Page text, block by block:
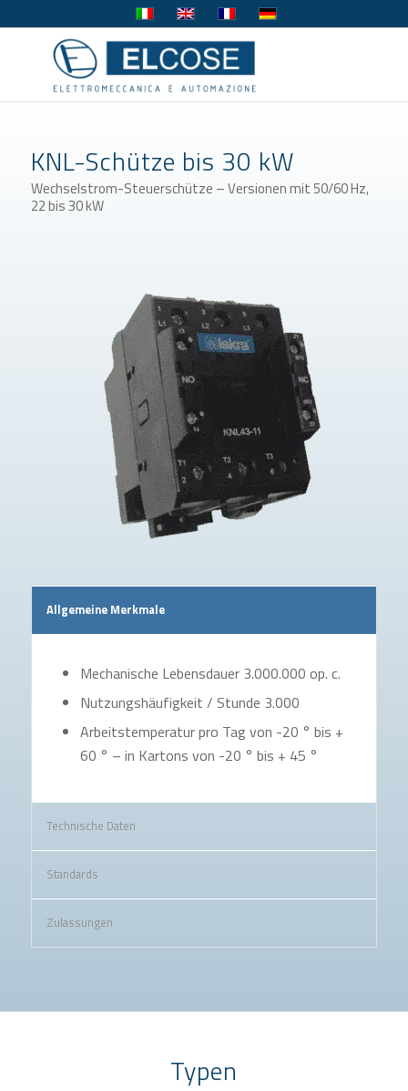
KNL-Schütze bis 30 kW
Wechselstrom-Steuerschütze – Versionen mit 50/60 Hz,
22 bis 30 kW
Allgemeine Merkmale
Mechanische Lebensdauer 3.000.000 op. c.
Nutzungshäufigkeit / Stunde 3.000
Arbeitstemperatur pro Tag von -20 ° bis +
60 ° – in Kartons von -20 ° bis + 45 °
Technische Daten
Standards
Zulassungen
Typen